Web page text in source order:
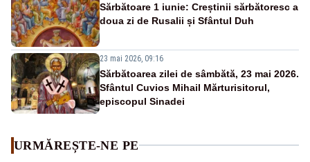
Sărbătoare 1 iunie: Creștinii sărbătoresc a
doua zi de Rusalii și Sfântul Duh
23 mai 2026, 09:16
Sărbătoarea zilei de sâmbătă, 23 mai 2026.
Sfântul Cuvios Mihail Mărturisitorul,
episcopul Sinadei
URMĂREȘTE-NE PE